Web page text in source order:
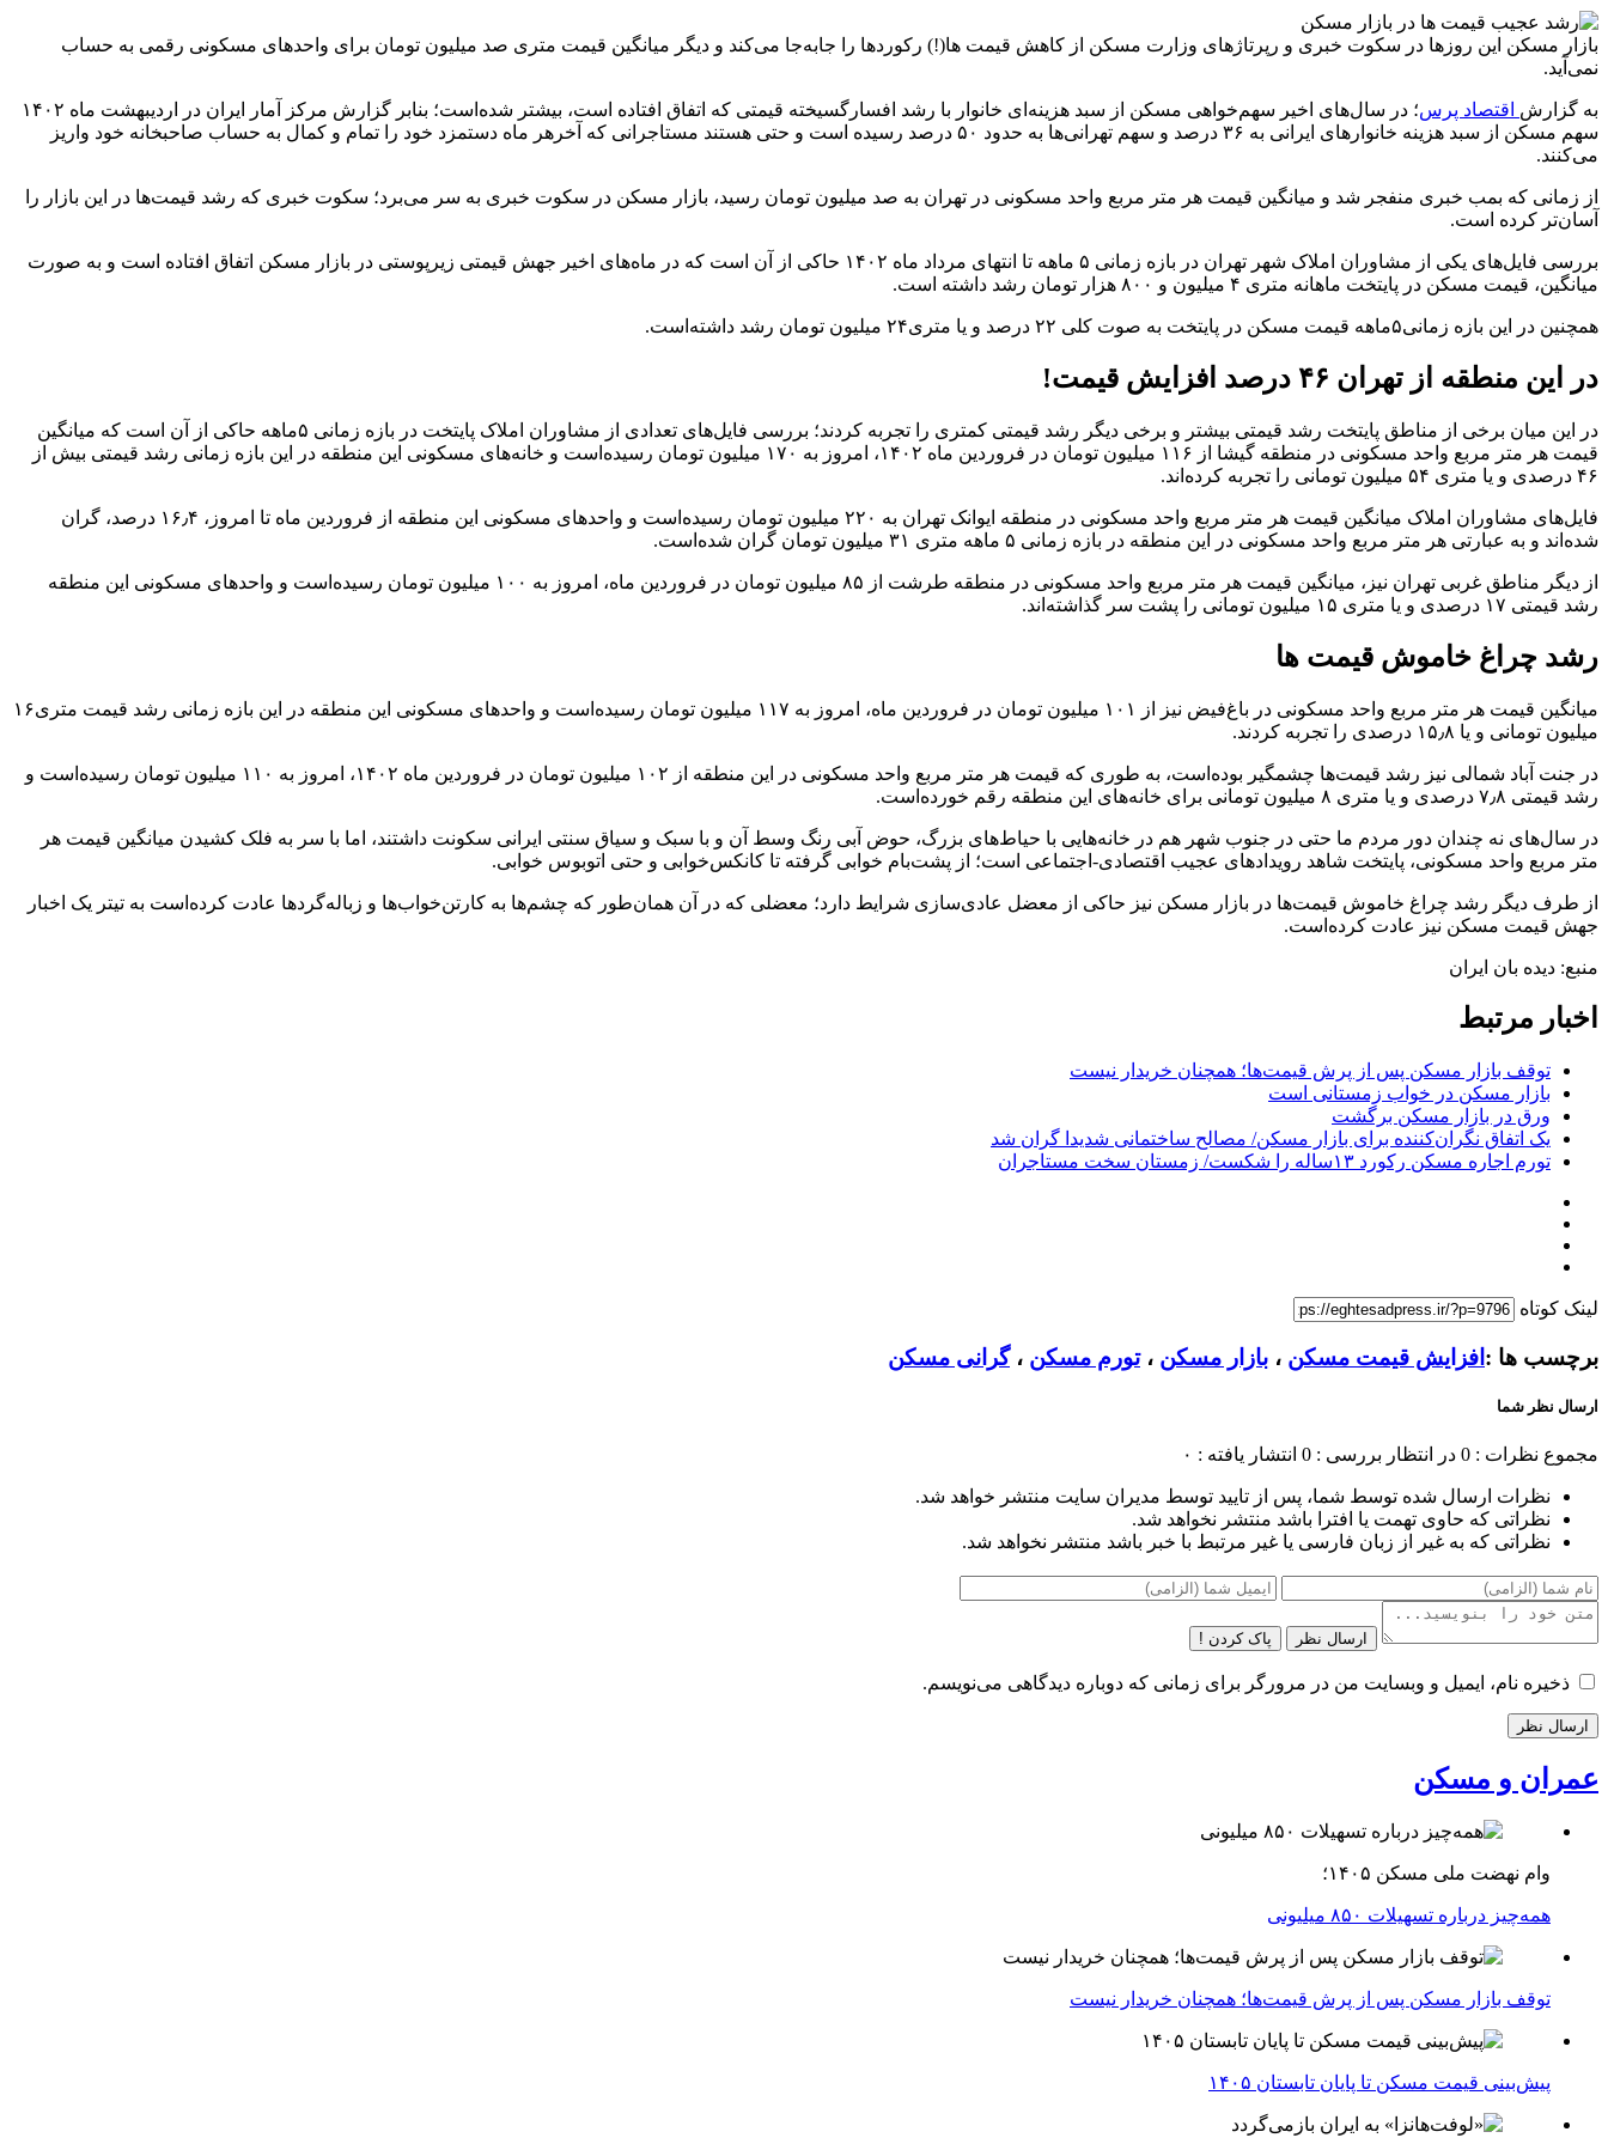
بازار مسکن این روزها در سکوت خبری و رپرتاژهای وزارت مسکن از کاهش قیمت ها(!) رکورد‌ها را جابه‌جا می‌کند و دیگر میانگین قیمت متری صد میلیون تومان برای واحد‌های مسکونی رقمی به حساب
نمی‌آید.
به گزارش اقتصاد پرس
؛ در سال‌های اخیر سهم‌خواهی مسکن از سبد هزینه‌ای خانوار با رشد افسارگسیخته‌ قیمتی که اتفاق افتاده‌ است، بیشتر شده‌است؛ بنابر گزارش مرکز آمار ایران در اردیبهشت ماه ۱۴۰۲
سهم مسکن از سبد هزینه خانوارهای ایرانی به ۳۶ درصد و سهم تهرانی‌ها به حدود ۵۰ درصد رسیده است و حتی هستند مستاجرانی که آخرهر ماه دستمزد خود را تمام و کمال به حساب صاحبخانه خود واریز
می‌کنند.
از زمانی که بمب خبری منفجر شد و میانگین قیمت هر متر مربع واحد مسکونی در تهران به صد میلیون تومان رسید، بازار مسکن در سکوت خبری به سر می‌برد؛ سکوت خبری که رشد قیمت‌ها در این بازار را
آسان‌تر کرده‌ است.
بررسی فایل‌های یکی از مشاوران املاک شهر تهران در بازه زمانی ۵ ماهه تا انتهای مرداد ماه ۱۴۰۲ حاکی از آن است که در ماه‌های اخیر جهش قیمتی زیرپوستی در بازار مسکن اتفاق افتاده‌ است و به صورت
میانگین، قیمت مسکن در پایتخت ماهانه متری ۴ میلیون و ۸۰۰ هزار تومان رشد داشته‌ است.
همچنین در این بازه زمانی۵ماهه قیمت مسکن در پایتخت به صوت کلی ۲۲ درصد و یا متری۲۴ میلیون تومان رشد داشته‌است.
در این منطقه از تهران ۴۶ درصد افزایش قیمت!
در این میان برخی از مناطق پایتخت رشد قیمتی بیشتر و برخی دیگر رشد قیمتی کمتری را تجربه کردند؛ بررسی فایل‌های تعدادی از مشاوران املاک پایتخت در بازه زمانی ۵ماهه حاکی از آن است که میانگین
قیمت هر متر مربع واحد مسکونی در منطقه گیشا از ۱۱۶ میلیون تومان در فروردین ماه ۱۴۰۲، امروز به ۱۷۰ میلیون تومان رسیده‌است و خانه‌های مسکونی این منطقه در این بازه زمانی رشد قیمتی بیش از
۴۶ درصدی و یا متری ۵۴ میلیون تومانی را تجربه کرده‌اند.
فایل‌های مشاوران املاک میانگین قیمت هر متر مربع واحد مسکونی در منطقه ایوانک تهران به ۲۲۰ میلیون تومان رسیده‌است و واحد‌های مسکونی این منطقه از فروردین ماه تا امروز، ۱۶٫۴ درصد، گران
شده‌اند و به عبارتی هر متر مربع واحد مسکونی در این منطقه در بازه زمانی ۵ ماهه متری ۳۱ میلیون تومان گران شده‌است.
از دیگر مناطق غربی تهران نیز، میانگین قیمت هر متر مربع واحد مسکونی در منطقه طرشت از ۸۵ میلیون تومان در فروردین ماه، امروز به ۱۰۰ میلیون تومان رسیده‌است و واحد‌های مسکونی این منطقه
رشد قیمتی ۱۷ درصدی و یا متری ۱۵ میلیون تومانی را پشت سر گذاشته‌اند.
رشد چراغ خاموش قیمت ها
میانگین قیمت هر متر مربع واحد مسکونی در باغ‌فیض نیز از ۱۰۱ میلیون تومان در فروردین ماه، امروز به ۱۱۷ میلیون تومان رسیده‌است و واحد‌های مسکونی این منطقه در این بازه زمانی رشد قیمت متری۱۶
میلیون تومانی و یا ۱۵٫۸ درصدی را تجربه کردند.
در جنت آباد شمالی نیز رشد قیمت‌ها چشمگیر بوده‌است، به طوری که قیمت هر متر مربع واحد مسکونی در این منطقه از ۱۰۲ میلیون تومان در فروردین ماه ۱۴۰۲، امروز به ۱۱۰ میلیون تومان رسیده‌است و
رشد قیمتی ۷٫۸ درصدی و یا متری ۸ میلیون تومانی برای خانه‌های این منطقه رقم خورده‌است.
در سال‌های نه چندان دور مردم ما حتی در جنوب شهر هم در خانه‌هایی با حیاط‌های بزرگ، حوض آبی رنگ وسط آن و با سبک و سیاق سنتی ایرانی سکونت داشتند، اما با سر به فلک کشیدن میانگین قیمت هر
متر مربع واحد مسکونی، پایتخت شاهد رویداد‌های عجیب اقتصادی-اجتماعی است؛ از پشت‌بام‌ خوابی گرفته تا کانکس‌خوابی و حتی اتوبوس خوابی.
از طرف دیگر رشد چراغ خاموش قیمت‌ها در بازار مسکن نیز حاکی از معضل عادی‌سازی شرایط دارد؛ معضلی که در آن همان‌طور که چشم‌ها به کارتن‌خواب‌ها و زباله‌گردها عادت کرده‌است به تیتر یک اخبار
جهش قیمت مسکن نیز عادت کرده‌است.
منبع: دیده بان ایران
اخبار مرتبط
توقف بازار مسکن پس از پرش قیمت‌ها؛ همچنان خریدار نیست
بازار مسکن در خواب زمستانی است
ورق در بازار مسکن برگشت
یک اتفاق نگران‌کننده برای بازار مسکن/ مصالح ساختمانی شدیدا گران شد
تورم اجاره مسکن رکورد ۱۳‌ساله را شکست/ زمستان سخت مستاجران
لینک کوتاه
برچسب ها : افزایش قیمت مسکن ، بازار مسکن ،تورم مسکن ،گرانی مسکن
ارسال نظر شما
مجموع نظرات : 0 در انتظار بررسی : 0 انتشار یافته : ۰
نظرات ارسال شده توسط شما، پس از تایید توسط مدیران سایت منتشر خواهد شد.
نظراتی که حاوی تهمت یا افترا باشد منتشر نخواهد شد.
نظراتی که به غیر از زبان فارسی یا غیر مرتبط با خبر باشد منتشر نخواهد شد.
ارسال نظر پاک کردن !
ذخیره نام، ایمیل و وبسایت من در مرورگر برای زمانی که دوباره دیدگاهی می‌نویسم.
عمران و مسکن
وام نهضت ملی مسکن ۱۴۰۵؛
همه‌چیز درباره تسهیلات ۸۵۰ میلیونی
توقف بازار مسکن پس از پرش قیمت‌ها؛ همچنان خریدار نیست
پیش‌بینی قیمت مسکن تا پایان تابستان ۱۴۰۵